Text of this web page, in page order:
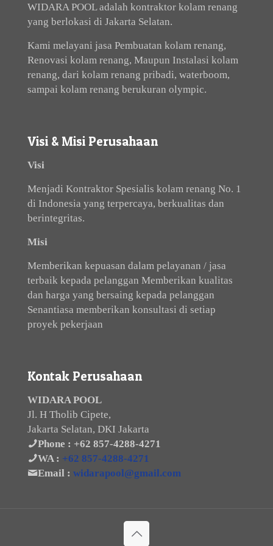
WIDARA POOL adalah kontraktor kolam renang
yang berlokasi di Jakarta Selatan.
Kami melayani jasa Pembuatan kolam renang,
Renovasi kolam renang, Maupun Instalasi kolam
renang, dari kolam renang pribadi, waterboom,
sampai kolam renang berukuran olympic.
Visi & Misi Perusahaan
Visi
Menjadi Kontraktor Spesialis kolam renang No. 1
di Indonesia yang terpercaya, berkualitas dan
berintegritas.
Misi
Memberikan kepuasan dalam pelayanan / jasa
terbaik kepada pelanggan Memberikan kualitas
dan harga yang bersaing kepada pelanggan
Senantiasa memberikan konsultasi di setiap
proyek pekerjaan
Kontak Perusahaan
WIDARA POOL
Jl. H Tholib Cipete,
Jakarta Selatan, DKI Jakarta
Phone : +62 857-4288-4271
WA : +62 857-4288-4271
Email : widarapool@gmail.com